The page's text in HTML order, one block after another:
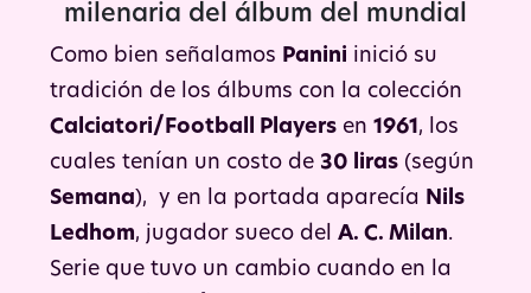
milenaria del álbum del mundial
Como bien señalamos Panini inició su
tradición de los álbums con la colección
Calciatori/Football Players en 1961 , los
cuales tenían un costo de 30 liras (según
Semana), y en la portada aparecía
Nils
Ledhom, jugador sueco del A. C. Milan.
Serie que tuvo un cambio cuando en la